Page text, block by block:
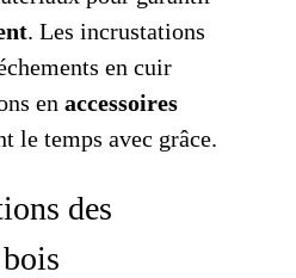
. Les incrustations
en cuir
en accessoires
le temps avec grâce.
des